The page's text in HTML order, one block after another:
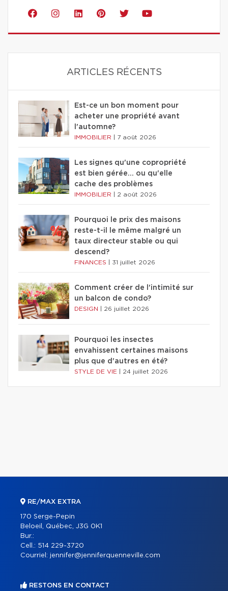
ARTICLES RÉCENTS
Est-ce un bon moment pour
acheter une propriété avant
l'automne?
IMMOBILIER 7 août 2026
Les signes qu'une copropriété
est bien gérée… ou qu'elle
cache des problèmes
IMMOBILIER 2 août 2026
Pourquoi le prix des maisons
reste-t-il le même malgré un
taux directeur stable ou qui
descend?
FINANCES 31 juillet 2026
Comment créer de l'intimité sur
un balcon de condo?
DESIGN 26 juillet 2026
Pourquoi les insectes
envahissent certaines maisons
plus que d'autres en été?
STYLE DE VIE 24 juillet 2026
RE/MAX EXTRA
170 Serge-Pepin
Beloeil, Québec, J3G 0K1
Bur.:
Cell.: 514 229-3720
Courriel: jennifer@jenniferquenneville.com
RESTONS EN CONTACT